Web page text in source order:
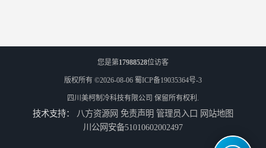
遂宁冻库/遂宁冻库价格/遂宁冻库安装
您是第17988528位访客
版权所有 ©2026-08-06 蜀ICP备19035364号-3
四川美柯制冷科技有限公司 保留所有权利.
技术支持： 八方资源网 免责声明 管理员入口 网站地图
川公网安备51010602002497